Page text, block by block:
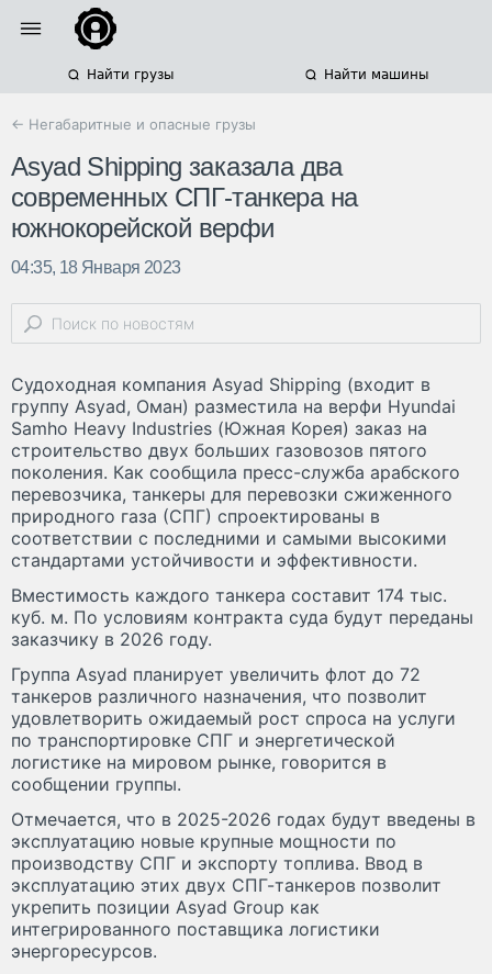
Найти грузы Найти машины
← Негабаритные и опасные грузы
Asyad Shipping заказала два
современных СПГ-танкера на
южнокорейской верфи
04:35, 18 Января 2023
Судоходная компания Asyad Shipping (входит в
группу Asyad, Оман) разместила на верфи Hyundai
Samho Heavy Industries (Южная Корея) заказ на
строительство двух больших газовозов пятого
поколения. Как сообщила пресс-служба арабского
перевозчика, танкеры для перевозки сжиженного
природного газа (СПГ) спроектированы в
соответствии с последними и самыми высокими
стандартами устойчивости и эффективности.
Вместимость каждого танкера составит 174 тыс.
куб. м. По условиям контракта суда будут переданы
заказчику в 2026 году.
Группа Asyad планирует увеличить флот до 72
танкеров различного назначения, что позволит
удовлетворить ожидаемый рост спроса на услуги
по транспортировке СПГ и энергетической
логистике на мировом рынке, говорится в
сообщении группы.
Отмечается, что в 2025-2026 годах будут введены в
эксплуатацию новые крупные мощности по
производству СПГ и экспорту топлива. Ввод в
эксплуатацию этих двух СПГ-танкеров позволит
укрепить позиции Asyad Group как
интегрированного поставщика логистики
энергоресурсов.